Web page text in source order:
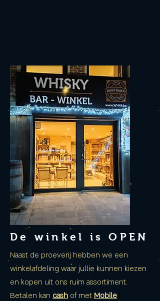
De winkel is OPEN
Naast de proeverij hebben we een
winkelafdeling waar jullie kunnen kiezen
en kopen uit ons ruim assortiment.
Betalen kan cash of met Mobile